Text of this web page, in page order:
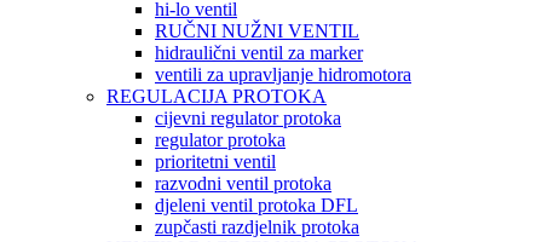
hi-lo ventil
RUČNI NUŽNI VENTIL
hidraulični ventil za marker
ventili za upravljanje hidromotora
REGULACIJA PROTOKA
cijevni regulator protoka
regulator protoka
prioritetni ventil
razvodni ventil protoka
djeleni ventil protoka DFL
zupčasti razdjelnik protoka